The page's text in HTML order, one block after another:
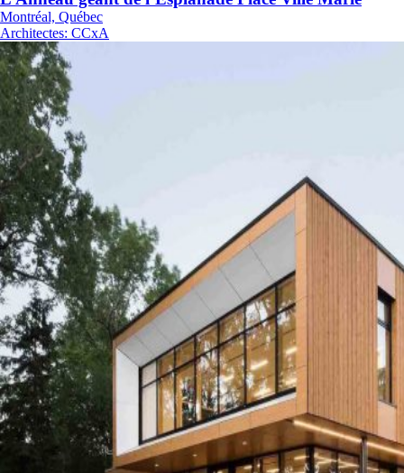
Montréal, Québec
Architectes: CCxA